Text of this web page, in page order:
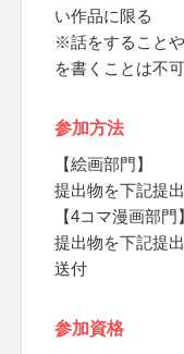
い作品に限る
※話をすること
を書くことは不可
参加方法
【絵画部門】
提出物を下記提
【4コマ漫画部門】
提出物を下記提
送付
参加資格